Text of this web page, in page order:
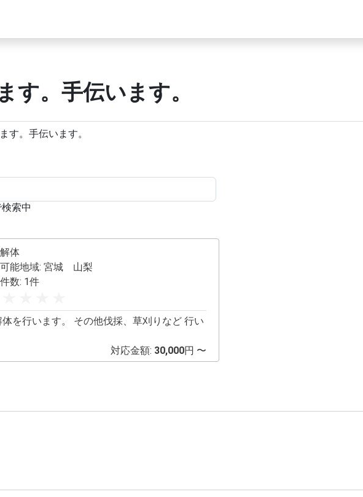
す。手伝います。
す。手伝います。
検索中
体
能地域: 宮城 山梨
数: 1件
を行います。 その他伐採、草刈りなど 行い
対応金額: 30,000円 〜